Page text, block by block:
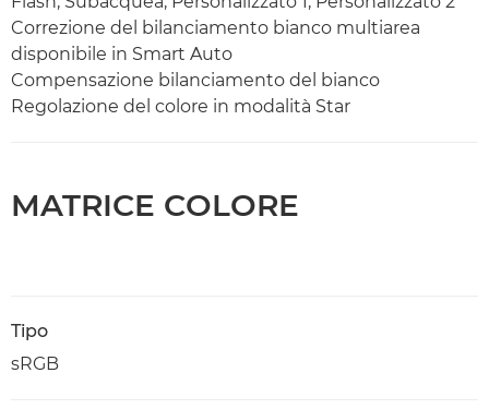
Correzione del bilanciamento bianco multiarea
disponibile in Smart Auto
Compensazione bilanciamento del bianco
Regolazione del colore in modalità Star
MATRICE COLORE
Tipo
sRGB